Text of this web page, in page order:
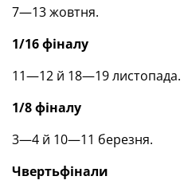
7—13 жовтня.
1/16 фіналу
11—12 й 18—19 листопада.
1/8 фіналу
3—4 й 10—11 березня.
Чвертьфінали